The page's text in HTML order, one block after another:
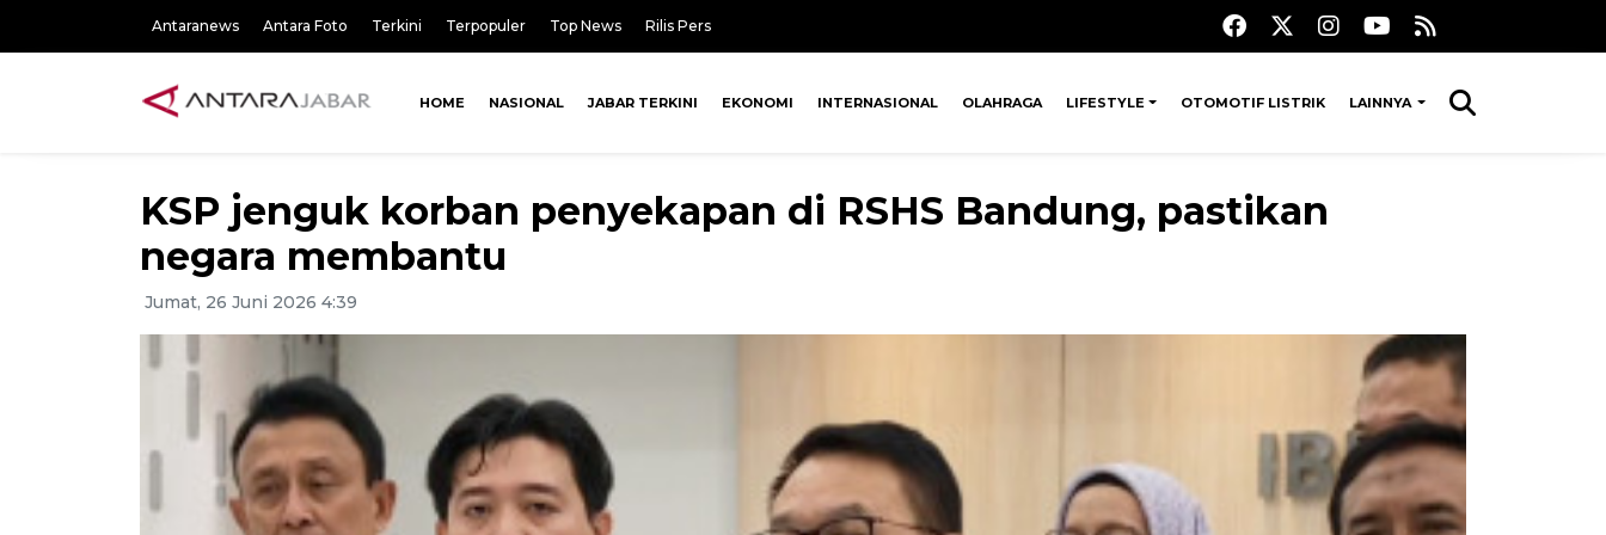
Antaranews Antara Foto Terkini Terpopuler Top News Rilis Pers
HOME NASIONAL JABAR TERKINI EKONOMI INTERNASIONAL OLAHRAGA LIFESTYLE OTOMOTIF LISTRIK LAINNYA
KSP jenguk korban penyekapan di RSHS Bandung, pastikan
negara membantu
Jumat, 26 Juni 2026 4:39